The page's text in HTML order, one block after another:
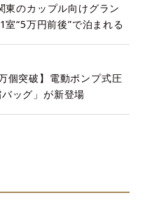
東のカップル向けグラン
“5万円前後”で泊まれる
個突破】電動ポンプ式圧
ッグ」が新登場